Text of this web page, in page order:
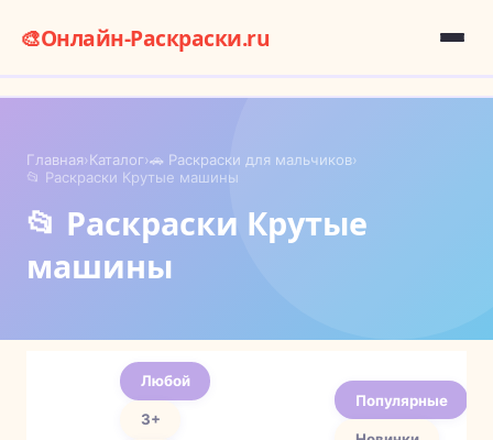
🎨Онлайн-Раскраски.ru
Главная›Каталог›🚗 Раскраски для мальчиков›
📂 Раскраски Крутые машины
📂 Раскраски Крутые
машины
Любой
3+
Популярные